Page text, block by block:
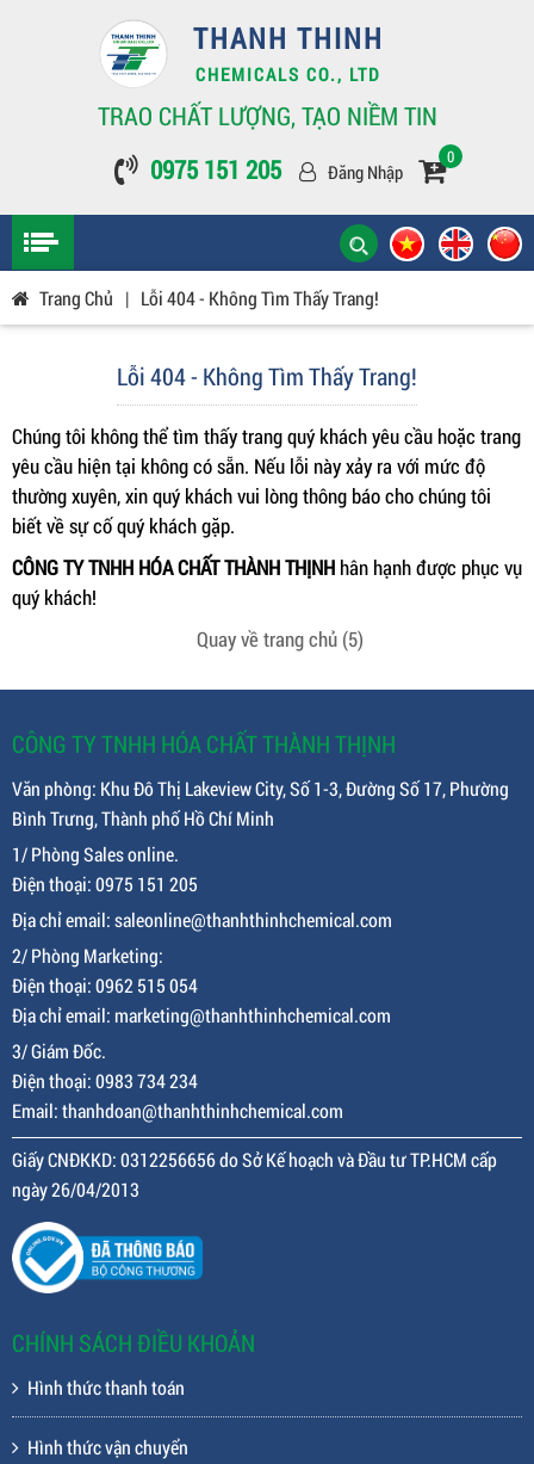
THANH THINH
CHEMICALS CO., LTD
TRAO CHẤT LƯỢNG, TẠO NIỀM TIN
0975 151 205
Đăng Nhập
0
Trang Chủ | Lỗi 404 - Không Tìm Thấy Trang!
Lỗi 404 - Không Tìm Thấy Trang!
Chúng tôi không thể tìm thấy trang quý khách yêu cầu hoặc trang
yêu cầu hiện tại không có sẵn. Nếu lỗi này xảy ra với mức độ
thường xuyên, xin quý khách vui lòng thông báo cho chúng tôi
biết về sự cố quý khách gặp.
CÔNG TY TNHH HÓA CHẤT THÀNH THỊNH hân hạnh được phục vụ
quý khách!
Quay về trang chủ (4)
CÔNG TY TNHH HÓA CHẤT THÀNH THỊNH
Văn phòng: Khu Đô Thị Lakeview City, Số 1-3, Đường Số 17, Phường
Bình Trưng, Thành phố Hồ Chí Minh
1/ Phòng Sales online.
Điện thoại: 0975 151 205
Địa chỉ email: saleonline@thanhthinhchemical.com
2/ Phòng Marketing:
Điện thoại: 0962 515 054
Địa chỉ email: marketing@thanhthinhchemical.com
3/ Giám Đốc.
Điện thoại: 0983 734 234
Email: thanhdoan@thanhthinhchemical.com
Giấy CNĐKKD: 0312256656 do Sở Kế hoạch và Đầu tư TP.HCM cấp
ngày 26/04/2013
CHÍNH SÁCH ĐIỀU KHOẢN
Hình thức thanh toán
Hình thức vận chuyển